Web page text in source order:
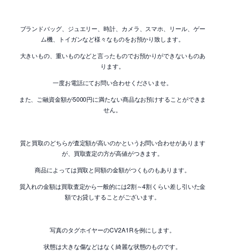
ブランドバッグ、ジュエリー、時計、カメラ、スマホ、リール、ゲー
ム機、トイガンなど様々なものをお預かり致します。
大きいもの、重いものなどと言ったものでお預かりができないものあ
ります。
一度お電話にてお問い合わせくださいませ。
また、ご融資金額が5000円に満たない商品なお預けすることができま
せん。
質と買取のどちらが査定額が高いのかというお問い合わせがあります
が、買取査定の方が高値がつきます。
商品によっては買取と同額の金額がつくものもあります。
質入れの金額は買取査定から一般的には2割～4割くらい差し引いた金
額でお貸しすることがございます。
写真のタグホイヤーのCV2A1Rを例にします。
状態は大きな傷などはなく綺麗な状態のものです。